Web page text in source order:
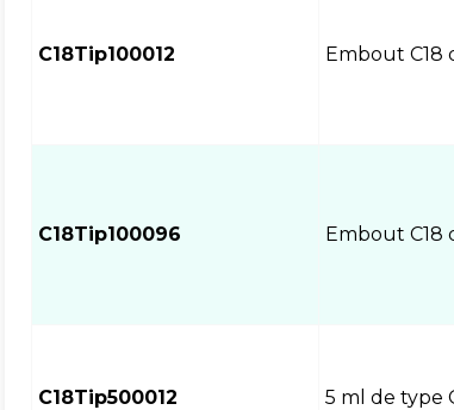
C18Tip100012 Embout C18
C18Tip100096 Embout C18
C18Tip500012 5 ml de type